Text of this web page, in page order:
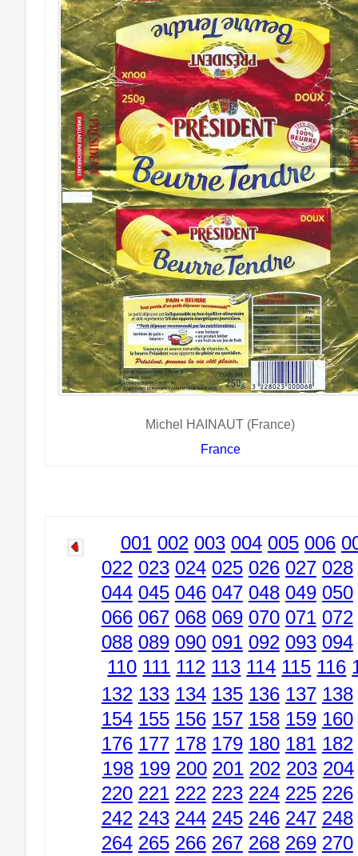
Michel HAINAUT (France)
France
001 002 003 004 005 006
022 023 024 025 026 027 028
044 045 046 047 048 049 050
066 067 068 069 070 071 072
088 089 090 091 092 093 094
110 111 112 113 114 115 116
132 133 134 135 136 137 138
154 155 156 157 158 159 160
176 177 178 179 180 181 182
198 199 200 201 202 203 204
220 221 222 223 224 225 226
242 243 244 245 246 247 248
264 265 266 267 268 269 270